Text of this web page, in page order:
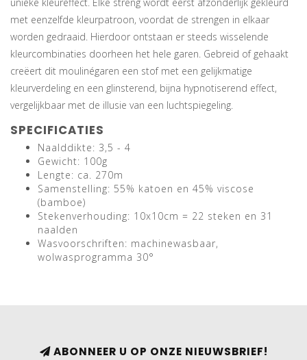
met eenzelfde kleurpatroon, voordat de strengen in elkaar
worden gedraaid. Hierdoor ontstaan er steeds wisselende
kleurcombinaties doorheen het hele garen. Gebreid of gehaakt
creëert dit moulinégaren een stof met een gelijkmatige
kleurverdeling en een glinsterend, bijna hypnotiserend effect,
vergelijkbaar met de illusie van een luchtspiegeling.
SPECIFICATIES
Naalddikte: 3,5 - 4
Gewicht: 100g
Lengte: ca. 270m
Samenstelling: 55% katoen en 45% viscose
(bamboe)
Stekenverhouding: 10x10cm = 22 steken en 31
naalden
Wasvoorschriften: machinewasbaar,
wolwasprogramma 30°
ABONNEER U OP ONZE NIEUWSBRIEF!